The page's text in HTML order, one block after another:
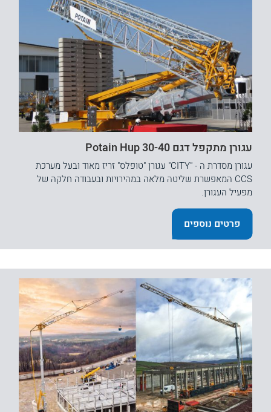
עגורן מתקפל דגם Potain Hup 30-40
עגורן מסדרת ה - "CITY" עגורן "טופלס" זריז מאוד ובעל מערכת
CCS המאפשרת שליטה מלאה במהירויות ובעבודה חלקה של
מפעיל העגורן.
פרטים נוספים